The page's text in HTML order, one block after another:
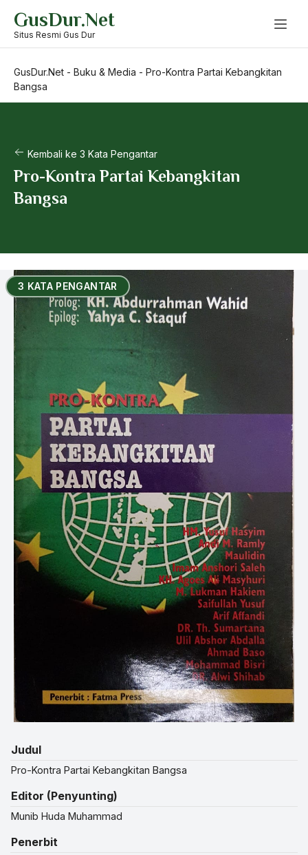
content
GusDur.Net
Situs Resmi Gus Dur
GusDur.Net - Buku & Media - Pro-Kontra Partai Kebangkitan
Bangsa
Kembali ke 3 Kata Pengantar
Pro-Kontra Partai Kebangkitan
Bangsa
3 KATA PENGANTAR
Judul
Pro-Kontra Partai Kebangkitan Bangsa
Editor (Penyunting)
Munib Huda Muhammad
Penerbit